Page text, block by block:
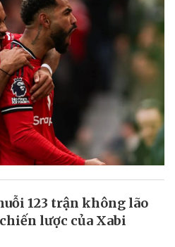
123 trận không lão
lược của Xabi